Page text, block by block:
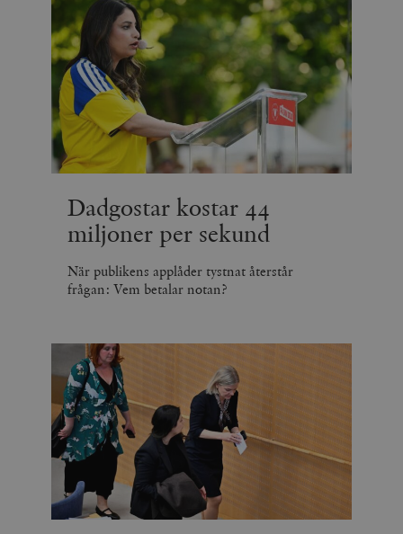
Dadgostar kostar 44
miljoner per sekund
När publikens applåder tystnat återstår
frågan: Vem betalar notan?